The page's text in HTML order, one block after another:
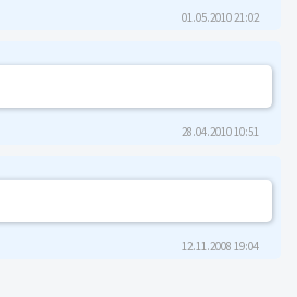
01.05.2010 21:02
28.04.2010 10:51
12.11.2008 19:04